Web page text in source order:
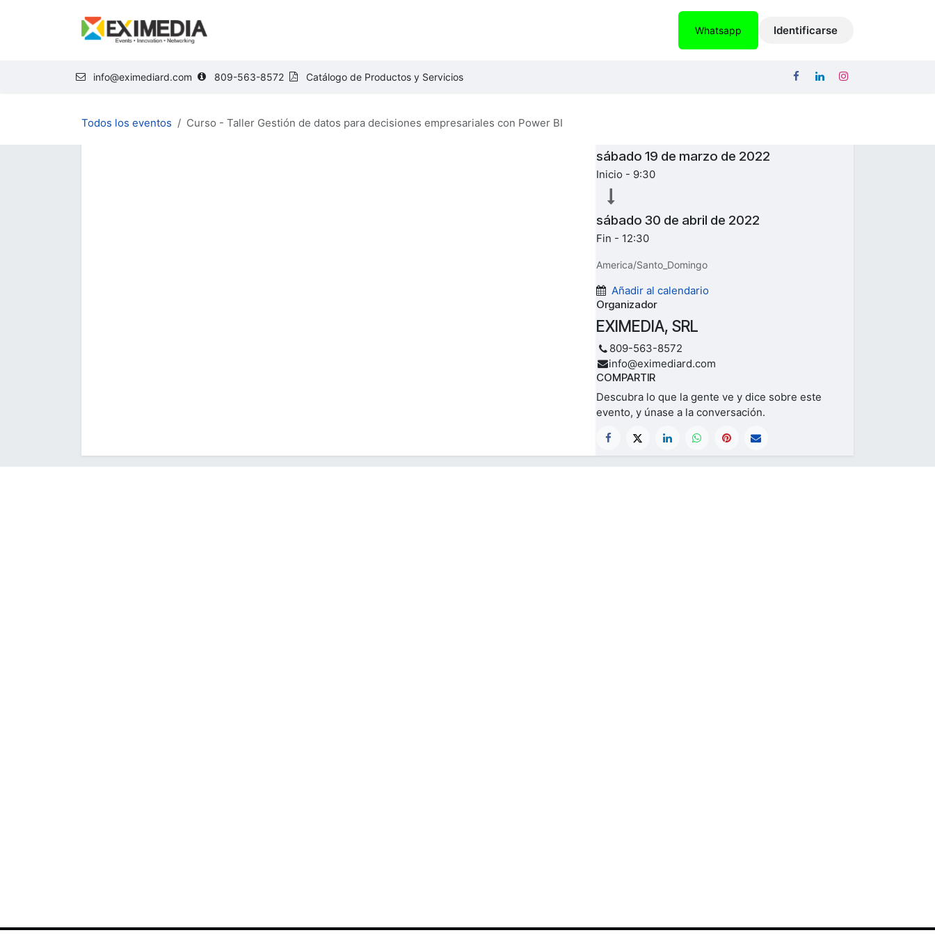
EMPLEOS CONTACTO
Whatsapp Identificarse
info@eximediard.com 809-563-8572 Catálogo de Productos y Servicios
Todos los eventos
Curso - Taller Gestión de datos para decisiones empresariales con Power BI
sábado 19 de marzo de 2022
Inicio - 9:30
sábado 30 de abril de 2022
Fin - 12:30
America/Santo_Domingo
Añadir al calendario
Organizador
EXIMEDIA, SRL
809-563-8572
info@eximediard.com
COMPARTIR
Descubra lo que la gente ve y dice sobre este
evento, y únase a la conversación.